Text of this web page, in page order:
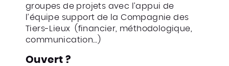
groupes de projets avec l’appui de
l’équipe support de la Compagnie des
Tiers-Lieux (financier, méthodologique,
communication…)
Ouvert ?